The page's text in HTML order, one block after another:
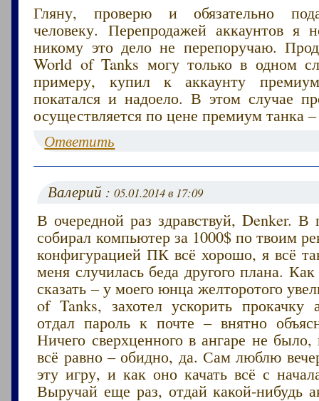
Гляну, проверю и обязательно
человеку. Перепродажей аккаунтов я
никому это дело не перепоручаю.
World of Tanks могу только в одном
примеру, купил к аккаунту
покатался и надоело. В этом случае
осуществляется по цене премиум танка
Ответить
Валерий :05.01.2014 в 17:09
В очередной раз здравствуй, Denker.
собирал компьютер за 1000$ по твоим
конфигурацией ПК всё хорошо, я всё
меня случилась беда другого плана.
сказать – у моего юнца желторотого
of Tanks, захотел ускорить прокачку
отдал пароль к почте – внятно
Ничего сверхценного в ангаре не
всё равно – обидно, да. Сам люблю
эту игру, и как оно качать всё с
Выручай еще раз, отдай какой-нибудь